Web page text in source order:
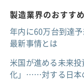
製造業界のおすす
年内に60万台到達
最新事情とは
米国が進める未来
化」……対する日本